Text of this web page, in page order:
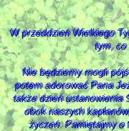
W przeddzień Wielkiego
tym, co
Nie będziemy mogli
potem adorować Pana
także dzień ustanowienia
obok naszych
życzeń. Pamiętajmy o